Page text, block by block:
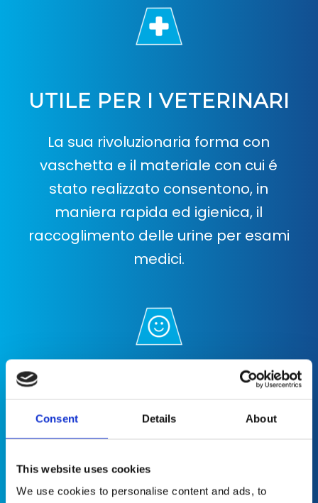
Consent Details About
This website uses cookies
We use cookies to personalise content and ads, to
UTILE PER I VETERINARI
La sua rivoluzionaria forma con
vaschetta e il materiale con cui é
stato realizzato consentono, in
maniera rapida ed igienica, il
raccoglimento delle urine per esami
medici.
È COMODO PER TE
Facilmente trasportabile e
igienizzabile grazie alla confortevole